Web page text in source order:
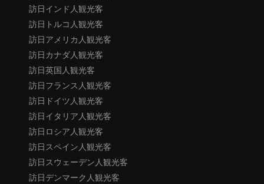
訪日インド人観光客
訪日トルコ人観光客
訪日アメリカ人観光客
訪日カナダ人観光客
訪日英国人観光客
訪日フランス人観光客
訪日ドイツ人観光客
訪日イタリア人観光客
訪日ロシア人観光客
訪日スペイン人観光客
訪日スウェーデン人観光客
訪日デンマーク人観光客